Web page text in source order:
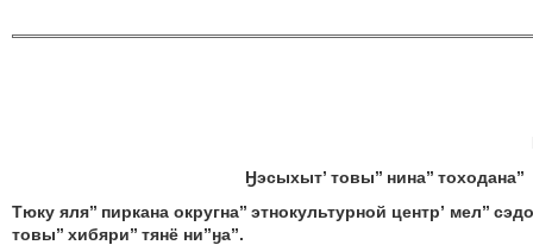
Ӈэсыхыт’ товы’’ нина’’ тоходана’’
Тюку яля’’ пиркана округна’’ этнокультурной центр’ мел’’
товы’’ хибяри’’ тянё ни’’ӈа’’.